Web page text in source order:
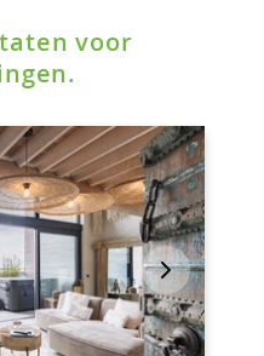
voor